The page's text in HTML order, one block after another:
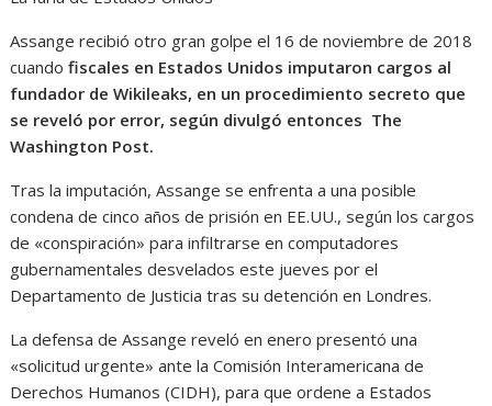
Assange recibió otro gran golpe el 16 de noviembre de 2018
cuandofiscales en Estados Unidos imputaron cargos al
fundador de Wikileaks, en un procedimiento secreto que
se reveló por error, según divulgó entonces The
Washington Post.
Tras la imputación, Assange se enfrenta a una posible
condena de cinco años de prisión en EE.UU., según los cargos
de «conspiración» para infiltrarse en computadores
gubernamentales desvelados este jueves por el
Departamento de Justicia tras su detención en Londres.
La defensa de Assange reveló en enero presentó una
«solicitud urgente» ante la Comisión Interamericana de
Derechos Humanos (CIDH), para que ordene a Estados